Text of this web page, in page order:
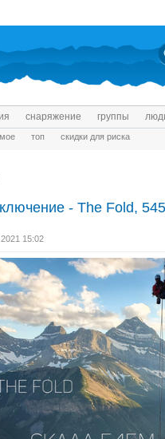
снаряжение группы
топ скидки для риска
- The Fold,
15:02